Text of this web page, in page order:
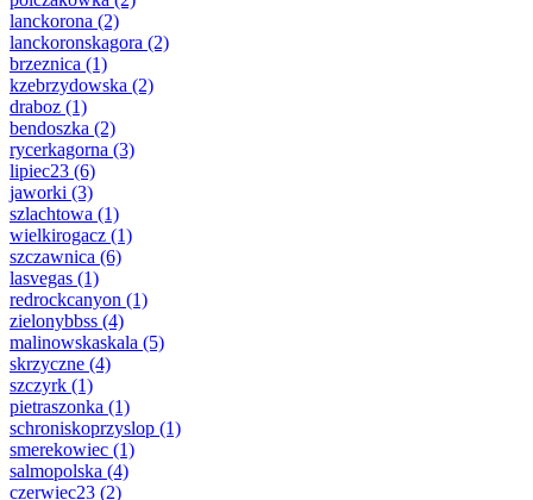
lanckorona (2)
lanckoronskagora (2)
brzeznica (1)
kzebrzydowska (2)
draboz (1)
bendoszka (2)
rycerkagorna (3)
lipiec23 (6)
jaworki (3)
szlachtowa (1)
wielkirogacz (1)
szczawnica (6)
lasvegas (1)
redrockcanyon (1)
zielonybbss (4)
malinowskaskala (5)
skrzyczne (4)
szczyrk (1)
pietraszonka (1)
schroniskoprzyslop (1)
smerekowiec (1)
salmopolska (4)
czerwiec23 (2)